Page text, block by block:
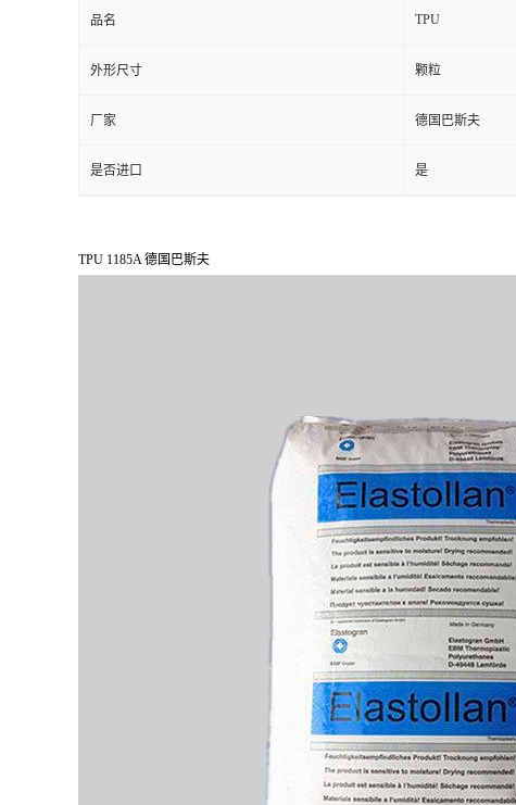
品名 TPU
外形尺寸 颗粒
厂家 德国巴斯夫
是否进口 是
TPU 1185A 德国巴斯夫